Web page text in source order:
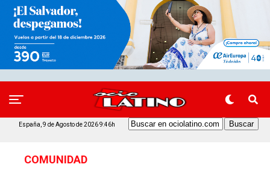
España, 9 de Agosto de 2026 9:46h
COMUNIDAD